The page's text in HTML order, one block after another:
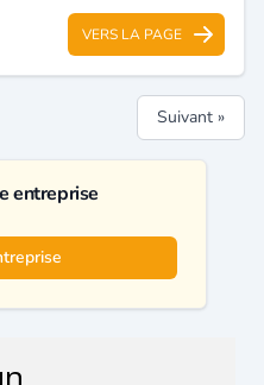
VERS LA PAGE
Suivant »
entreprise